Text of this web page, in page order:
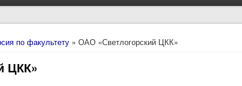
по факультету » ОАО «Светлогорский ЦКК»
ЦКК»